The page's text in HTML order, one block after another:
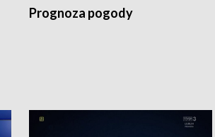
Prognoza pogody